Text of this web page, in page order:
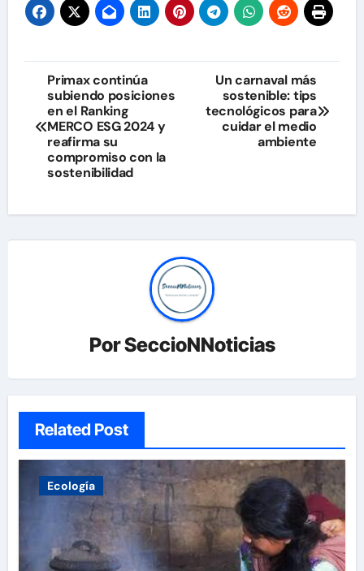
Navegación
de
entradas
Primax continúa
subiendo posiciones
en el Ranking
MERCO ESG 2024 y
reafirma su
compromiso con la
sostenibilidad
Un carnaval más
sostenible: tips
tecnológicos para
cuidar el medio
ambiente
PorSeccioNNoticias
Related Post
Ecología